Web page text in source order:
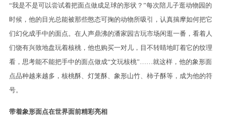
“我是不是可以尝试着把面点做成足球的形状？”每次陪儿子逛动物园的
时候，他的目光总能被那些憨态可掬的动物所吸引，认真揣摩如何把它
们幻化成手中的面点。在人声鼎沸的潘家园古玩市场闲逛一番，看着人
们饶有兴致地盘玩着核桃，他也购买一对儿，目不转睛地盯着它的纹理
看，思考能不能把手中的面点做成“文玩核桃”……就这样，他的象形面
点品种越来越多，核桃酥、灯笼酥、象形山竹、柿子酥等，成为他的符
号。
带着象形面点在世界面前精彩亮相